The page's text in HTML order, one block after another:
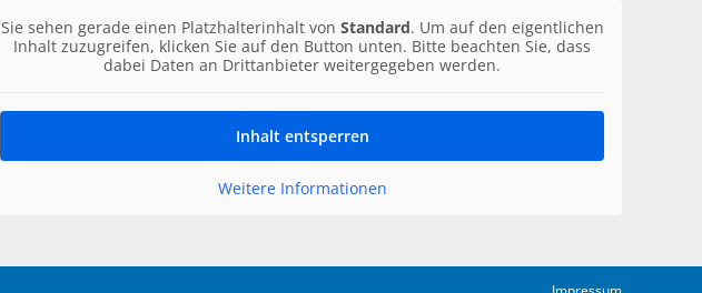
Sie sehen gerade einen Platzhalterinhalt von Standard. Um auf den eigentlichen
Inhalt zuzugreifen, klicken Sie auf den Button unten. Bitte beachten Sie, dass
dabei Daten an Drittanbieter weitergegeben werden.
Inhalt entsperren
Weitere Informationen